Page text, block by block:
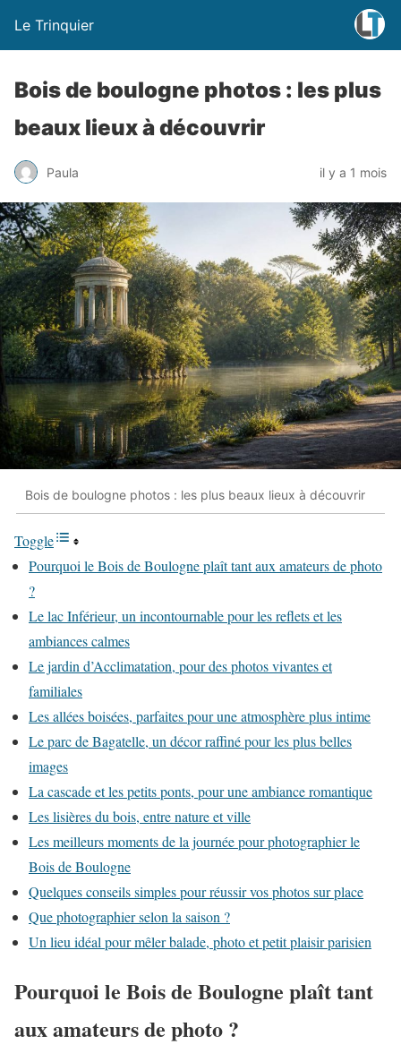
Le Trinquier
Bois de boulogne photos : les plus
beaux lieux à découvrir
Paula il y a 1 mois
Bois de boulogne photos : les plus beaux lieux à découvrir
Toggle
Pourquoi le Bois de Boulogne plaît tant aux amateurs de photo
?
Le lac Inférieur, un incontournable pour les reflets et les
ambiances calmes
Le jardin d’Acclimatation, pour des photos vivantes et
familiales
Les allées boisées, parfaites pour une atmosphère plus intime
Le parc de Bagatelle, un décor raffiné pour les plus belles
images
La cascade et les petits ponts, pour une ambiance romantique
Les lisières du bois, entre nature et ville
Les meilleurs moments de la journée pour photographier le
Bois de Boulogne
Quelques conseils simples pour réussir vos photos sur place
Que photographier selon la saison ?
Un lieu idéal pour mêler balade, photo et petit plaisir parisien
Pourquoi le Bois de Boulogne plaît tant
aux amateurs de photo ?